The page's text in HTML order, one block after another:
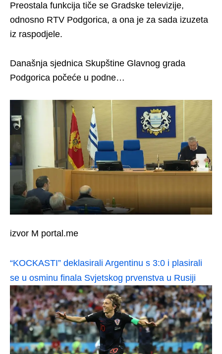
Preostala funkcija tiče se Gradske televizije,
odnosno RTV Podgorica, a ona je za sada izuzeta
iz raspodjele.
Današnja sjednica Skupštine Glavnog grada
Podgorica počeće u podne…
izvor M portal.me
“KOCKASTI” deklasirali Argentinu s 3:0 i plasirali
se u osminu finala Svjetskog prvenstva u Rusiji